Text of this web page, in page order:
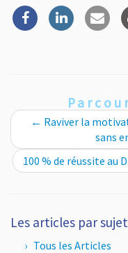
← Raviver la
sans
100 % de réussite au
Les articles par sujet
Tous les Articles